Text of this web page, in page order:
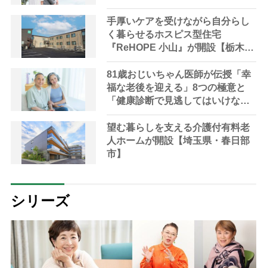
い”終活の備え
手厚いケアを受けながら自分らし
く暮らせるホスピス型住宅
『ReHOPE 小山』が開設【栃木
県・小山市】
81歳おじいちゃん医師が伝授「幸
福な老後を迎える」8つの極意と
「健康診断で見逃してはいけな
い」4つの重要項目
望む暮らしを支える介護付有料老
人ホームが開設【埼玉県・春日部
市】
シリーズ